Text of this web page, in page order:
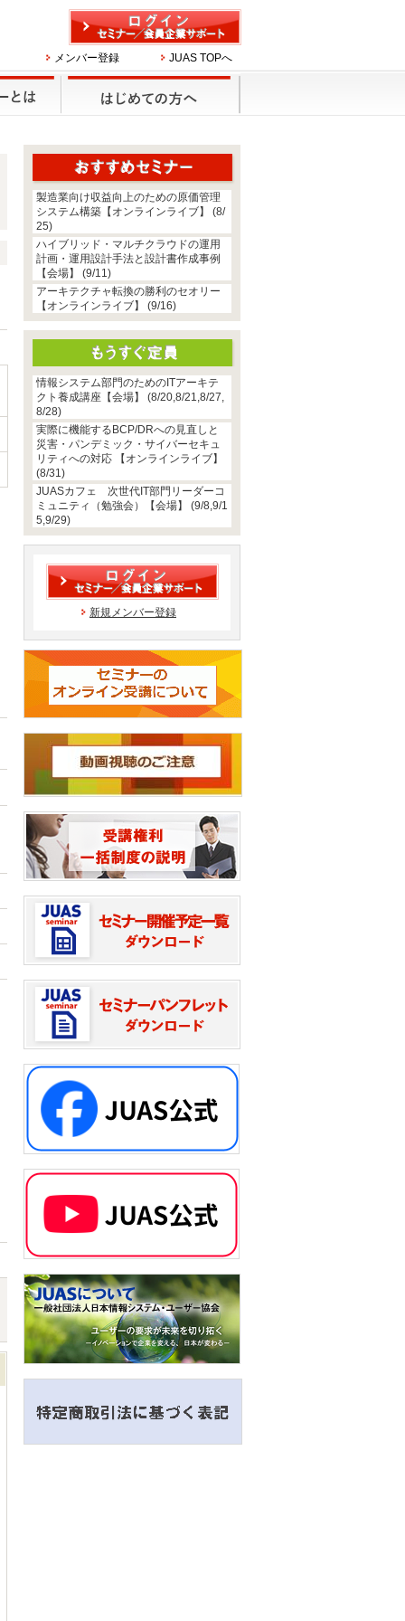
メンバー登録 JUAS TOPへ
製造業向け収益向上のための原価管理
システム構築【オンラインライブ】 (8/
25)
ハイブリッド・マルチクラウドの運用
計画・運用設計手法と設計書作成事例
【会場】 (9/11)
アーキテクチャ転換の勝利のセオリー
【オンラインライブ】 (9/16)
情報システム部門のためのITアーキテ
クト養成講座【会場】 (8/20,8/21,8/27,
8/28)
実際に機能するBCP/DRへの見直しと
災害・パンデミック・サイバーセキュ
リティへの対応 【オンラインライブ】
(8/31)
JUASカフェ 次世代IT部門リーダーコ
ミュニティ（勉強会）【会場】 (9/8,9/1
5,9/29)
新規メンバー登録